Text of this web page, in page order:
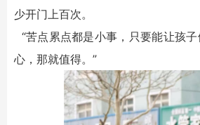
少开门上百次。
“苦点累点都是小事，只要能让孩
心，那就值得。”